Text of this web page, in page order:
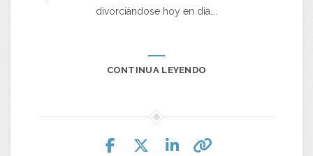
divorciándose hoy en día….
CONTINUA LEYENDO